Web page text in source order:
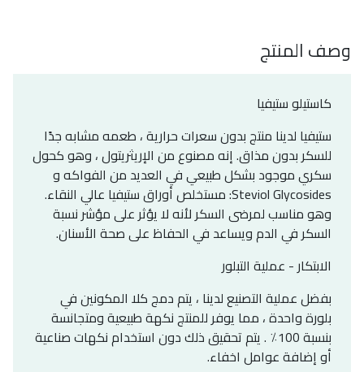
وصف المنتج
كاستيلو ستيفيا
ستيفيا لدينا منتج بدون سعرات حرارية ، طعمه مشابه جدًا
للسكر بدون مذاق. إنه مصنوع من الإريثريتول ، وهو كحول
سكري موجود بشكل طبيعي في العديد من الفواكه و
Steviol Glycosides: مستخلص أوراق ستيفيا عالي النقاء.
وهو مناسب لمرضى السكر لأنه لا يؤثر على مؤشر نسبة
السكر في الدم ويساعد في الحفاظ على صحة الأسنان.
الابتكار - عملية التبلور
بفضل عملية التصنيع لدينا ، يتم دمج كلا المكونين في
بلورة واحدة ، مما يوفر للمنتج نكهة طبيعية ومتجانسة
بنسبة 100٪ . يتم تحقيق ذلك دون استخدام نكهات صناعية
أو إضافة عوامل اخفاء.